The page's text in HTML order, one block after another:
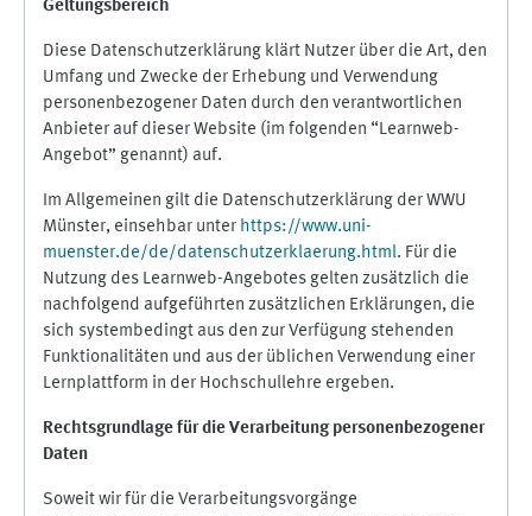
Geltungsbereich
Diese Datenschutzerklärung klärt Nutzer über die Art, den
Umfang und Zwecke der Erhebung und Verwendung
personenbezogener Daten durch den verantwortlichen
Anbieter auf dieser Website (im folgenden “Learnweb-
Angebot” genannt) auf.
Im Allgemeinen gilt die Datenschutzerklärung der WWU
Münster, einsehbar unter https://www.uni-
muenster.de/de/datenschutzerklaerung.html. Für die
Nutzung des Learnweb-Angebotes gelten zusätzlich die
nachfolgend aufgeführten zusätzlichen Erklärungen, die
sich systembedingt aus den zur Verfügung stehenden
Funktionalitäten und aus der üblichen Verwendung einer
Lernplattform in der Hochschullehre ergeben.
Rechtsgrundlage für die Verarbeitung personenbezogener
Daten
Soweit wir für die Verarbeitungsvorgänge